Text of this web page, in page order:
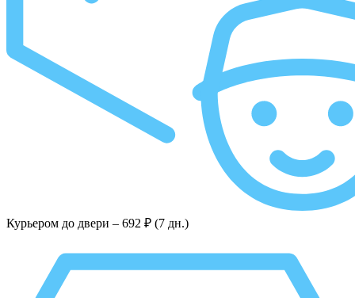
Курьером до двери – 692 ₽ (7 дн.)